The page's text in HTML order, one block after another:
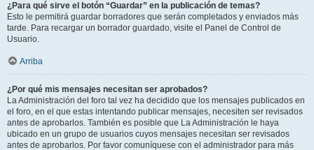
¿Para qué sirve el botón “Guardar” en la publicación de temas?
Esto le permitirá guardar borradores que serán completados y enviados más
tarde. Para recargar un borrador guardado, visite el Panel de Control de
Usuario.
Arriba
¿Por qué mis mensajes necesitan ser aprobados?
La Administración del foro tal vez ha decidido que los mensajes publicados en
el foro, en el que estas intentando publicar mensajes, necesiten ser revisados
antes de aprobarlos. También es posible que La Administración le haya
ubicado en un grupo de usuarios cuyos mensajes necesitan ser revisados
antes de aprobarlos. Por favor comuníquese con el administrador para más